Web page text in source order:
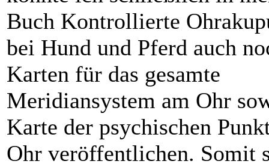
Buch Kontrollierte
bei Hund und Pferd auch
Karten für das gesamte
Meridiansystem am Ohr
Karte der psychischen
Ohr veröffentlichen. Somit